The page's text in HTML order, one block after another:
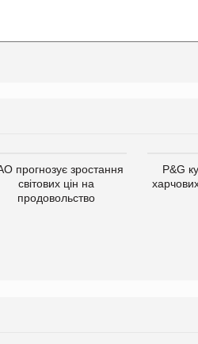
прогнозує зростання
світових цін на
продовольство
P&G